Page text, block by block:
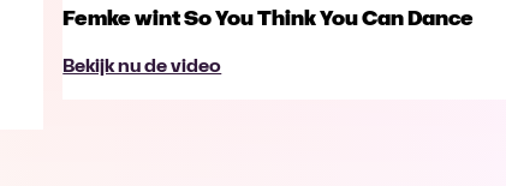
Femke wint So You Think You Can Dance
Bekijk nu de video